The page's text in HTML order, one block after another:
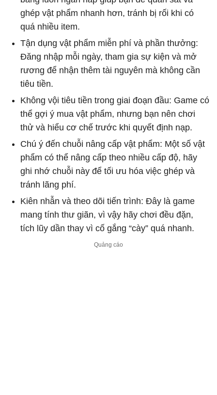
ghép vật phẩm nhanh hơn, tránh bị rối khi có
quá nhiều item.
Tận dụng vật phẩm miễn phí và phần thưởng:
Đăng nhập mỗi ngày, tham gia sự kiện và mở
rương để nhận thêm tài nguyên mà không cần
tiêu tiền.
Không vội tiêu tiền trong giai đoạn đầu: Game có
thể gợi ý mua vật phẩm, nhưng bạn nên chơi
thử và hiểu cơ chế trước khi quyết định nạp.
Chú ý đến chuỗi nâng cấp vật phẩm: Một số vật
phẩm có thể nâng cấp theo nhiều cấp độ, hãy
ghi nhớ chuỗi này để tối ưu hóa việc ghép và
tránh lãng phí.
Kiên nhẫn và theo dõi tiến trình: Đây là game
mang tính thư giãn, vì vậy hãy chơi đều đặn,
tích lũy dần thay vì cố gắng “cày” quá nhanh.